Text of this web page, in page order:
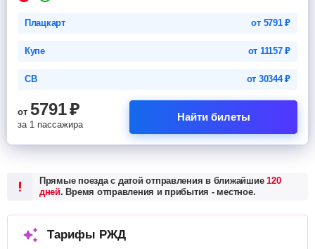
Плацкарт от 5791₽
Купе от 11157₽
СВ от 30344₽
от 5791₽
за 1 пассажира
Найти билеты
Прямые поезда с датой отправления в ближайшие120
дней. Время отправления и прибытия - местное.
Тарифы РЖД